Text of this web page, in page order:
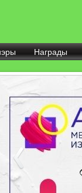
Награды